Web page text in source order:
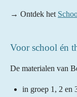
→ Ontdek het
Voor school én
De materialen van
in groep 1, 2 en